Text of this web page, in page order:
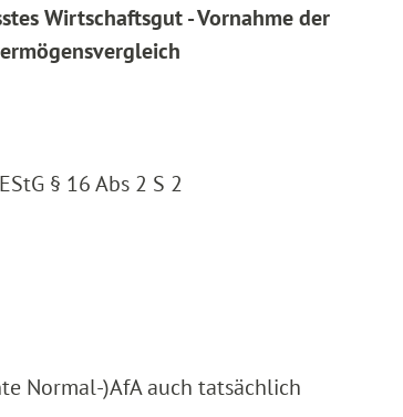
Wirtschaftsgut - Vornahme der
§ 16 Abs 2 S 2
Normal-)AfA auch tatsächlich